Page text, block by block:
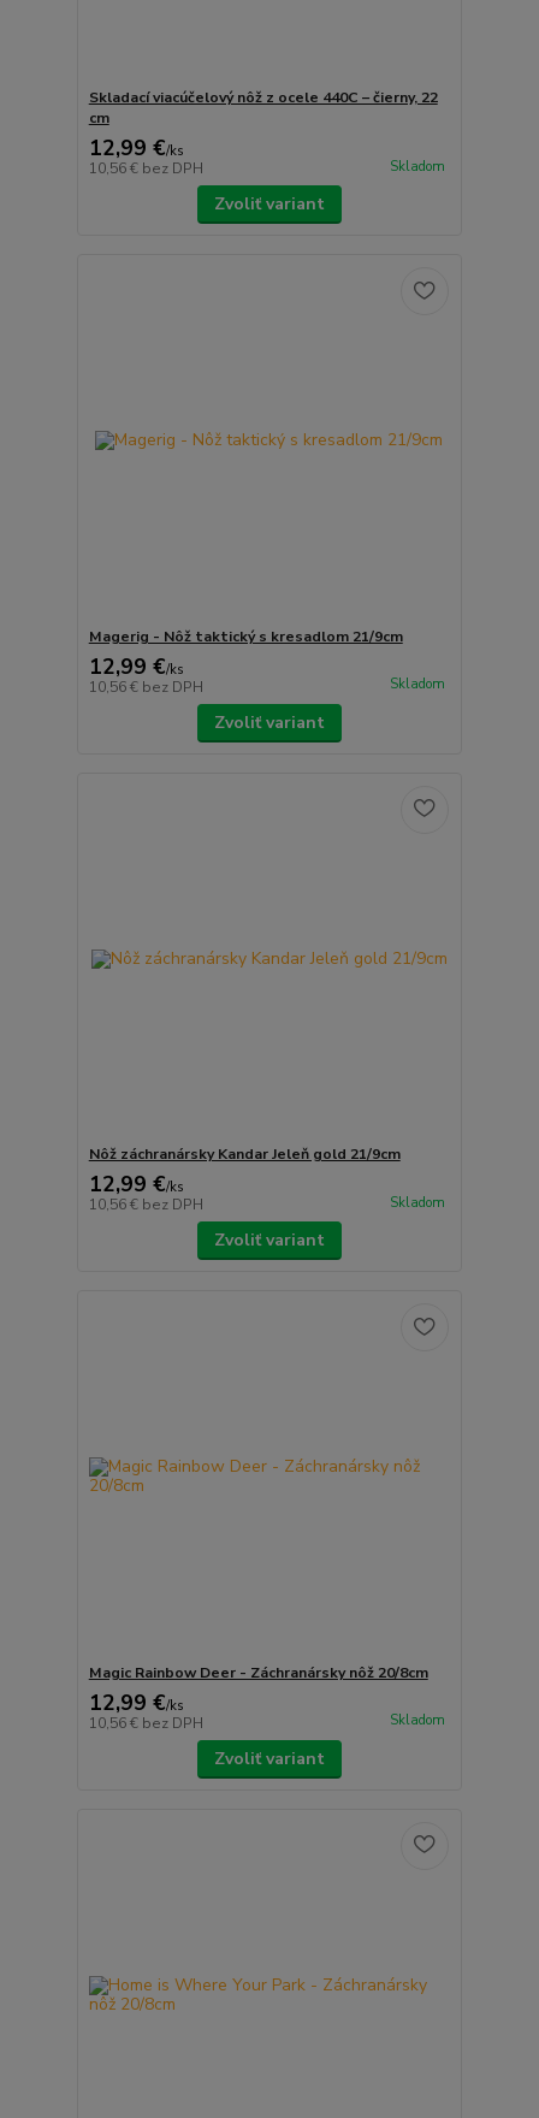
Skladací viacúčelový nôž z ocele 440C – čierny, 22
cm
12,99 €/ks
10,56 € bez DPH Skladom
Zvoliť variant
Magerig - Nôž taktický s kresadlom 21/9cm
12,99 €/ks
10,56 € bez DPH Skladom
Zvoliť variant
Nôž záchranársky Kandar Jeleň gold 21/9cm
12,99 €/ks
10,56 € bez DPH Skladom
Zvoliť variant
Magic Rainbow Deer - Záchranársky nôž 20/8cm
12,99 €/ks
10,56 € bez DPH Skladom
Zvoliť variant